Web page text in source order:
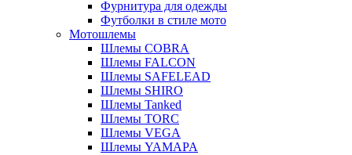
Фурнитура для одежды
Футболки в стиле мото
Мотошлемы
Шлемы COBRA
Шлемы FALCON
Шлемы SAFELEAD
Шлемы SHIRO
Шлемы Tanked
Шлемы TORC
Шлемы VEGA
Шлемы YAMAPA